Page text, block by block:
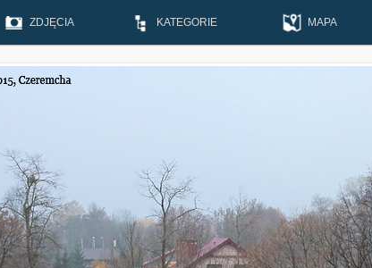
ZDJĘCIA KATEGORIE MAPA